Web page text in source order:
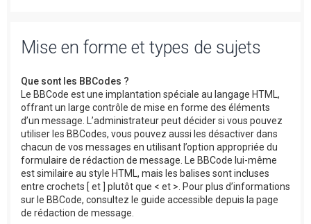
Mise en forme et types de sujets
Que sont les BBCodes ?
Le BBCode est une implantation spéciale au langage HTML,
offrant un large contrôle de mise en forme des éléments
d’un message. L’administrateur peut décider si vous pouvez
utiliser les BBCodes, vous pouvez aussi les désactiver dans
chacun de vos messages en utilisant l’option appropriée du
formulaire de rédaction de message. Le BBCode lui-même
est similaire au style HTML, mais les balises sont incluses
entre crochets [ et ] plutôt que < et >. Pour plus d’informations
sur le BBCode, consultez le guide accessible depuis la page
de rédaction de message.